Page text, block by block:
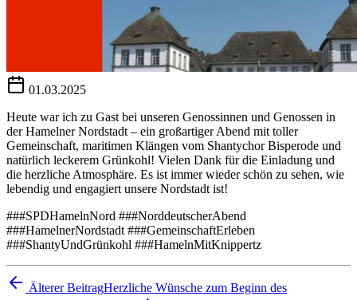
01.03.2025
Heute war ich zu Gast bei unseren Genossinnen und Genossen in
der Hamelner Nordstadt – ein großartiger Abend mit toller
Gemeinschaft, maritimen Klängen vom Shantychor Bisperode und
natürlich leckerem Grünkohl! Vielen Dank für die Einladung und
die herzliche Atmosphäre. Es ist immer wieder schön zu sehen, wie
lebendig und engagiert unsere Nordstadt ist!
###SPDHamelnNord ###NorddeutscherAbend
###HamelnerNordstadt ###GemeinschaftErleben
###ShantyUndGrünkohl ###HamelnMitKnippertz
Älterer BeitragHerzliche Wünsche zum Beginn des